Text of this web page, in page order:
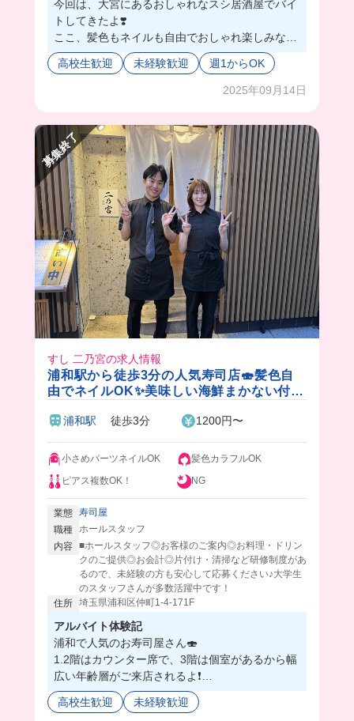
今回は、大宮にあるおしゃれなスシ居酒屋でバイ
トしてきたよ❣️
ここ、髪色もネイルも自由でおしゃれ楽しみなが
ら働けちゃうの🥺
基本、ホールメインがお仕事だけど、手が空いた
しかもバイトはみんな大学生で、同年代と働ける
からワイワイ楽しく働けるのも最高だよね😆💓
店長もめっっちゃ優しくて、何より店長の作るま
かないが絶品すぎるの🤦🏻‍♀️
みんなもおいで❗️😘
高校生歓迎 未経験歓迎 週1からOK
2025年09月14日
募集終了
すし 二乃宮の求人情報
浦和駅から徒歩3分の人気寿司店🍣髪色自
由でネイルOK✨美味しい海鮮まかない付き
躍中✨
浦和駅 徒歩3分 1200円〜
小さめパーツネイルOK
髪色カラフルOK
ピアス複数OK！
NG
業態 寿司屋
職種
ホールスタッフ
内容 ■ホールスタッフ◎お客様のご案内◎お料理・ドリン
クのご提供◎お会計◎片付け・清掃など研修制度があ
るので、未経験の方も安心して応募ください♪大学生
のスタッフさんが多数活躍中です！
住所 埼玉県浦和区仲町1-4-171F
アルバイト体験記
浦和で人気のお寿司屋さん🍣
1.2階はカウンター席で、3階は個室があるから幅
広い年齢層がご来店されるよ❗️
サービスメインのお仕事だけど、髪色自由だしネ
イルピアスもOKだから、プライベートも楽しめ
高校生歓迎 未経験歓迎